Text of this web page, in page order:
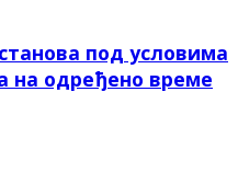
под условима
на одређено време